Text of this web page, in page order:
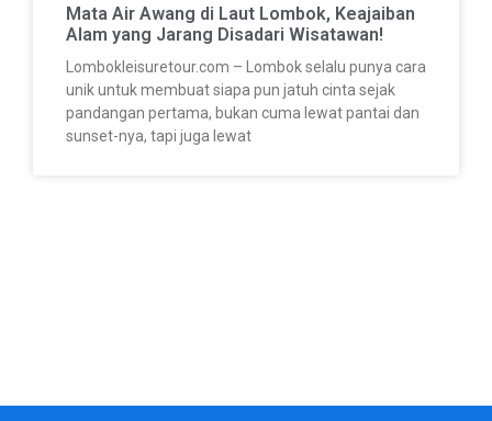
Mata Air Awang di Laut Lombok, Keajaiban
Alam yang Jarang Disadari Wisatawan!
Lombokleisuretour.com – Lombok selalu punya cara
unik untuk membuat siapa pun jatuh cinta sejak
pandangan pertama, bukan cuma lewat pantai dan
sunset-nya, tapi juga lewat